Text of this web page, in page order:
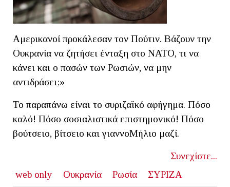
Αμερικανοί προκάλεσαν τον Πούτιν. Βάζουν την
Ουκρανία να ζητήσει ένταξη στο ΝΑΤΟ, τι να
κάνει και ο πασών των Ρωσιών, να μην
αντιδράσει;»
Το παραπάνω είναι το συριζαϊκό αφήγημα. Πόσο
καλό! Πόσο σοσιαλιστικά επιστημονικό! Πόσο
βούτσειο, βίτσειο και γιαννοΜήλιο μαζί.
Συνεχίστε...
web only
Ουκρανία Ρωσία ΣΥΡΙΖΑ